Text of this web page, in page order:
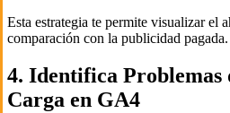
Esta estrategia te permite visualizar el
comparación con la publicidad pagada.
4. Identifica Problemas
Carga en GA4